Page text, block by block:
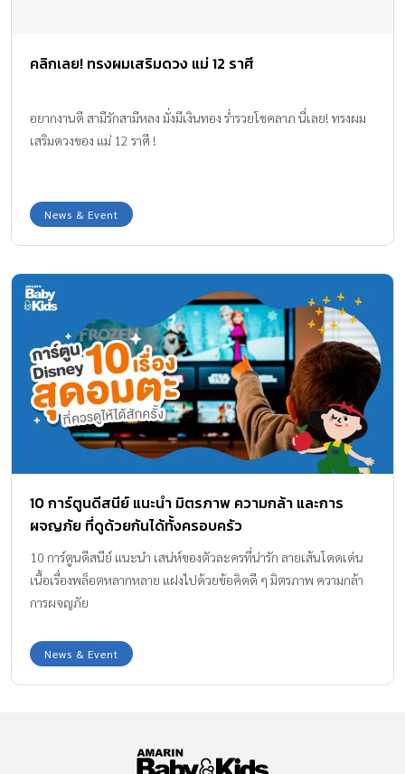
รอจนกว่าเขาจะสงบ ก็เป็นวิธีที่ช่วยได้ ไม่ควรเดินหนีไปเฉยๆ อ่านต่อ
คลิกเลย! ทรงผมเสริมดวง แม่ 12 ราศี
อยากงานดี สามีรักสามีหลง มั่งมีเงินทอง ร่ำรวยโชคลาภ นี่เลย! ทรงผม
เสริมดวงของ แม่ 12 ราศี !
News & Event
10 การ์ตูนดีสนีย์ แนะนำ มิตรภาพ ความกล้า และการ
ผจญภัย ที่ดูด้วยกันได้ทั้งครอบครัว
10 การ์ตูนดีสนีย์ แนะนำ เสน่ห์ของตัวละครที่น่ารัก ลายเส้นโดดเด่น
เนื้อเรื่องพล็อตหลากหลาย แฝงไปด้วยข้อคิดดี ๆ มิตรภาพ ความกล้า
การผจญภัย
News & Event